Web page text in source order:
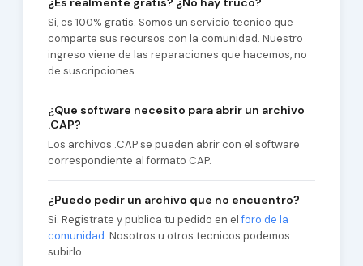
Si, es 100% gratis. Somos un servicio tecnico que
comparte sus recursos con la comunidad. Nuestro
ingreso viene de las reparaciones que hacemos, no
de suscripciones.
¿Que software necesito para abrir un archivo
.CAP?
Los archivos .CAP se pueden abrir con el software
correspondiente al formato CAP.
¿Puedo pedir un archivo que no encuentro?
Si. Registrate y publica tu pedido en elforo de la
comunidad. Nosotros u otros tecnicos podemos
subirlo.